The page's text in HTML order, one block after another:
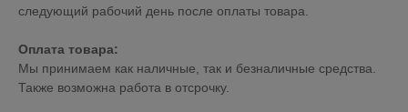
следующий рабочий день после оплаты товара.
Оплата товара:
Мы принимаем как наличные, так и безналичные средства.
Также возможна работа в отсрочку.